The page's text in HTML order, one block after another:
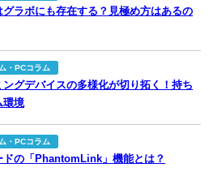
グラボにも存在する？見極め方はあるの
・PCコラム
グデバイスの多様化が切り拓く！持ち
環境
・PCコラム
ドの「PhantomLink」機能とは？